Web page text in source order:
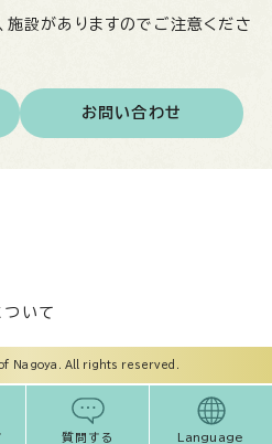
質問する Language
設がありますのでご注意くださ
お問い合わせ
ついて
Nagoya. All rights reserved.